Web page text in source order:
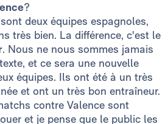
?
deux équipes espagnoles,
très bien. La différence, c'est le
. Nous ne nous sommes jamais
et ce sera une nouvelle
équipes. Ils ont été à un très
et ont un très bon entraîneur.
contre Valence sont
et je pense que le public les